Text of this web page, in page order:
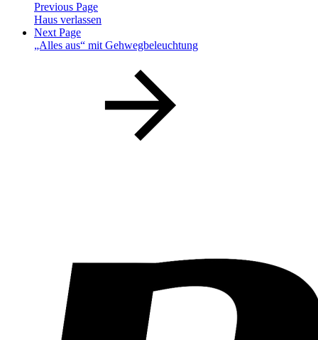
Previous Page
Haus verlassen
Next Page
„Alles aus“ mit Gehwegbeleuchtung